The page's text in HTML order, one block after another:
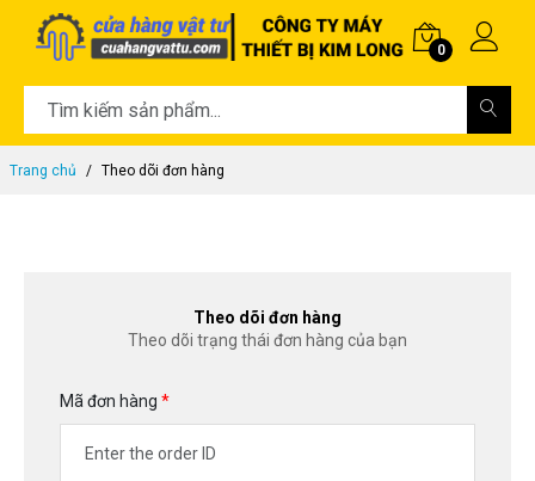
0
Trang chủ Theo dõi đơn hàng
Theo dõi đơn hàng
Theo dõi trạng thái đơn hàng của bạn
Mã đơn hàng